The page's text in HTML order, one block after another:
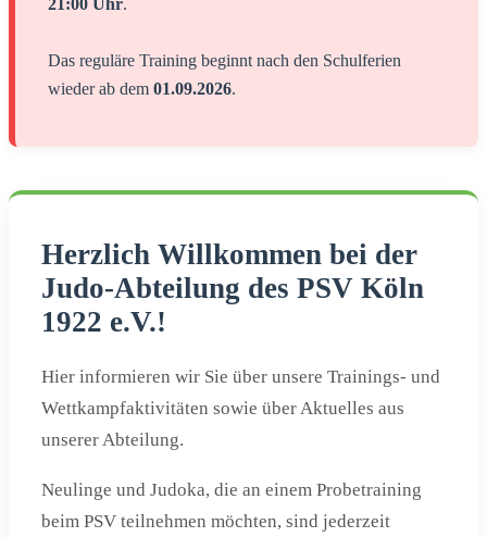
21:00 Uhr.
Das reguläre Training beginnt nach den Schulferien
wieder ab dem 01.09.2026.
Herzlich Willkommen bei der
Judo-Abteilung des PSV Köln
1922 e.V.!
Hier informieren wir Sie über unsere Trainings- und
Wettkampfaktivitäten sowie über Aktuelles aus
unserer Abteilung.
Neulinge und Judoka, die an einem Probetraining
beim PSV teilnehmen möchten, sind jederzeit